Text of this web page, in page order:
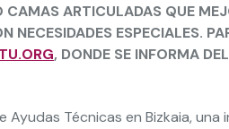
CAMAS ARTICULADAS QUE
ESPECIALES.
, DONDE SE INFORMA
Ayudas Técnicas en Bizkaia, una